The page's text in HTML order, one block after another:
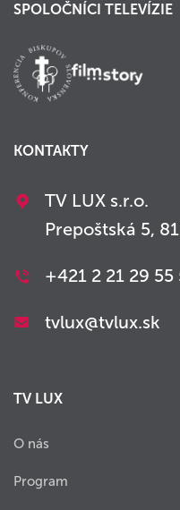
SPOLOČNÍCI TELEVÍZIE
KONTAKTY
TV LUX s.r.o.
Prepoštská 5,
+421 2 21 29 55
tvlux@tvlux.sk
TV LUX
O nás
Program